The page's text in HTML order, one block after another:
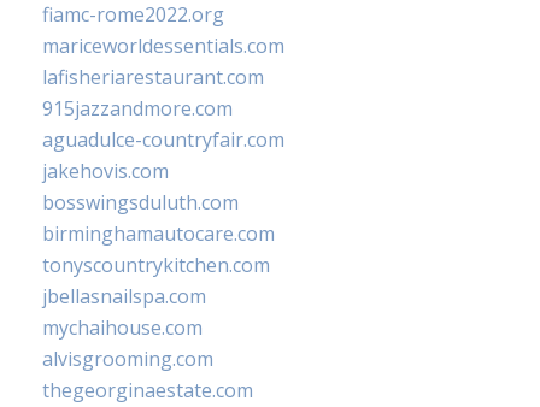
fiamc-rome2022.org
mariceworldessentials.com
lafisheriarestaurant.com
915jazzandmore.com
aguadulce-countryfair.com
jakehovis.com
bosswingsduluth.com
birminghamautocare.com
tonyscountrykitchen.com
jbellasnailspa.com
mychaihouse.com
alvisgrooming.com
thegeorginaestate.com